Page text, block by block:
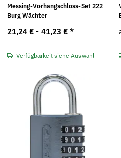
Messing-Vorhangschloss-Set 222
Burg Wächter
21,24 € - 41,23 € *
Verfügbarkeit siehe Auswahl